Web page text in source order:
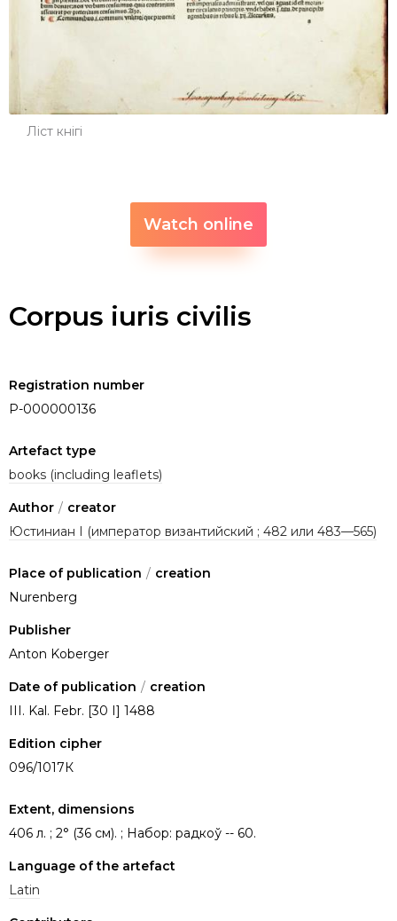
Ліст кнігі
Watch online
Corpus iuris civilis
Registration number
P-000000136
Artefact type
books (including leaflets)
Author / creator
Юстиниан I (император византийский ; 482 или 483—565)
Place of publication / creation
Nurenberg
Publisher
Anton Koberger
Date of publication / creation
III. Kal. Febr. [30 I] 1488
Edition cipher
096/1017К
Extent, dimensions
406 л. ; 2° (36 см). ; Набор: радкоў -- 60.
Language of the artefact
Latin